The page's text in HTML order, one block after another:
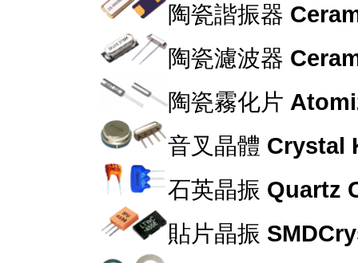
陶瓷諧振器
陶瓷濾波器
陶瓷霧化片
音叉晶體 Crystal
石英晶振 Quartz
貼片晶振